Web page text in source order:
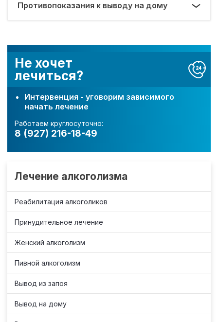
Не хочет
лечиться?
Интервенция - уговорим зависимого
начать лечение
Работаем круглосуточно:
8 (927) 216-18-49
Лечение алкоголизма
Реабилитация алкоголиков
Принудительное лечение
Женский алкоголизм
Пивной алкоголизм
Вывод из запоя
Вывод на дому
Противопоказания к выводу на дому